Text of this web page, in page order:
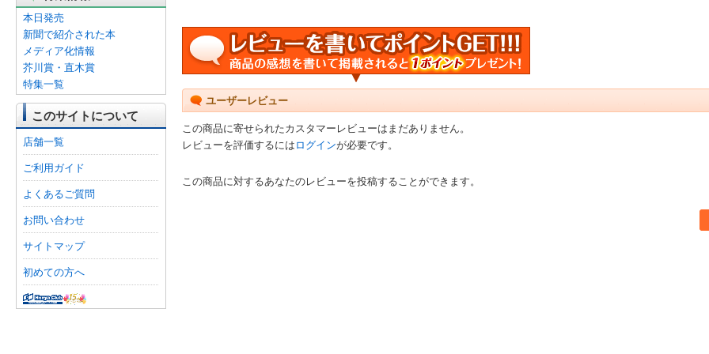
本日発売
新聞で紹介された本
メディア化情報
芥川賞・直木賞
特集一覧
このサイトについて
店舗一覧
ご利用ガイド
よくあるご質問
お問い合わせ
サイトマップ
初めての方へ
ユーザーレビュー
この商品に寄せられたカスタマーレビューはまだありません。
レビューを評価するには ログインが必要です。
この商品に対するあなたのレビューを投稿することができます。